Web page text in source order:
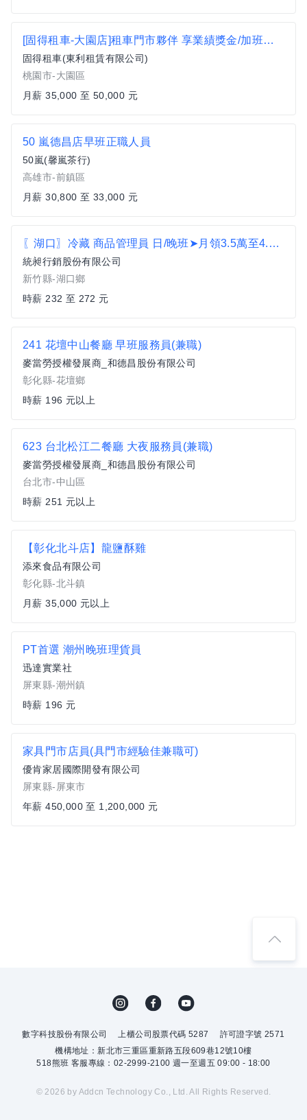
[固得租車-大園店]租車門市夥伴 享業績獎金/加班津貼/多項福利
固得租車(東利租賃有限公司)
桃園市-大園區
月薪 35,000 至 50,000 元
50 嵐德昌店早班正職人員
50嵐(馨嵐茶行)
高雄市-前鎮區
月薪 30,800 至 33,000 元
〖湖口〗冷藏 商品管理員 日/晚班➤月領3.5萬至4.1萬
統昶行銷股份有限公司
新竹縣-湖口鄉
時薪 232 至 272 元
241 花壇中山餐廳 早班服務員(兼職)
麥當勞授權發展商_和德昌股份有限公司
彰化縣-花壇鄉
時薪 196 元以上
623 台北松江二餐廳 大夜服務員(兼職)
麥當勞授權發展商_和德昌股份有限公司
台北市-中山區
時薪 251 元以上
【彰化北斗店】龍鹽酥雞
添來食品有限公司
彰化縣-北斗鎮
月薪 35,000 元以上
PT首選 潮州晚班理貨員
迅達實業社
屏東縣-潮州鎮
時薪 196 元
家具門市店員(具門市經驗佳兼職可)
優肯家居國際開發有限公司
屏東縣-屏東市
年薪 450,000 至 1,200,000 元
數字科技股份有限公司 上櫃公司股票代碼 5287
許可證字號 2571
機構地址：新北市三重區重新路五段609巷12號10樓
518熊班 客服專線：02-2999-2100 週一至週五 09:00 - 18:00
© 2026 by Addcn Technology Co., Ltd. All Rights Reserved.